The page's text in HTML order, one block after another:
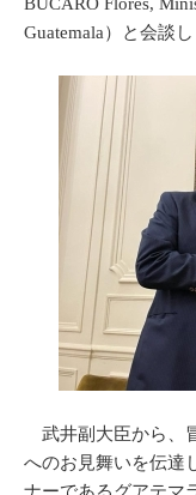
Guatemala）と会談し
武井副大臣から、
へのお見舞いを伝達